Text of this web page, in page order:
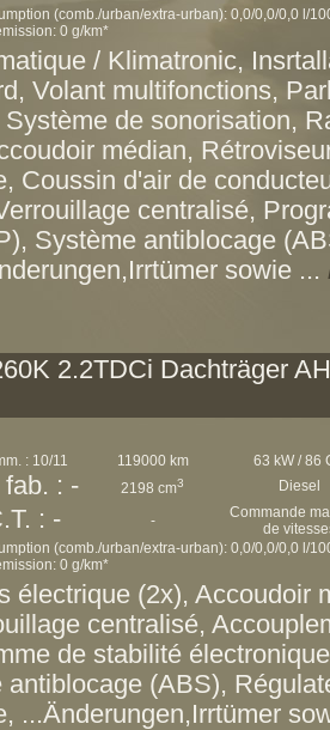
(comb./urban/extra-urban): 0,0/0,0/0,0 l/
0 g/km*
/ Klimatronic,
Volant multifonctions,
de sonorisation,
médian,
Coussin d'air de
centralisé,
Système antiblocage
sowie ...
2.2TDCi Dachträger
: 10/11 119000 km 63 kW / 86
: - 2198 cm3 Diesel
: - -
Commande
de
(comb./urban/extra-urban): 0,0/0,0/0,0 l/
0 g/km*
électrique (2x), Accoudoir
centralisé,
de stabilité
antiblocage (ABS),
...Änderungen,Irrtümer